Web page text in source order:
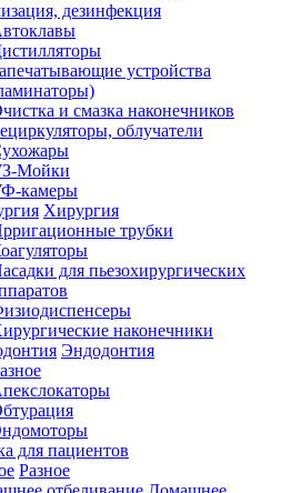
дезинфекция
устройства
и смазка наконечников
облучатели
Мойки
камеры
Хирургия
трубки
для пьезохирургических
наконечники
Эндодонтия
для пациентов
Разное